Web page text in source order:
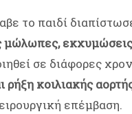
το παιδί
σε διάφορες
κοιλιακής
επέμβαση.